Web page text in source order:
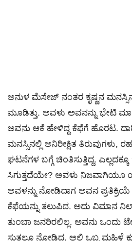
​ಅನುಳ ಮೆಸೇಜ್ ನಂತರ ಕೃಷ್ಣನ
ಮೂಡಿತ್ತು. ಅವಳು ಅವನನ್ನು ಭೇಟಿ
ಅವನು ಆಕೆ ಹೇಳಿದ್ದ ಕೆಫೆಗೆ ಹೊರಟ.
ಮನಸ್ಸಿನಲ್ಲಿ ಅನಿರೀಕ್ಷಿತ ತಿರುವುಗಳು,
ಘಟನೆಗಳ ಬಗ್ಗೆ ಚಿಂತಿಸುತ್ತಿದ್ದ.
ಸಿಗುತ್ತದೆಯೇ? ಅವಳು ನಿಜವಾಗಿಯೂ
ಅವಳನ್ನು ನೋಡಿದಾಗ ಅವನ ಪ್ರತಿಕ್ರಿಯೆ
ಕೆಫೆಯನ್ನು ತಲುಪಿದ. ಅದು ವಿಮಾನ
ತುಂಬಾ ಜನರಿರಲಿಲ್ಲ. ಅವನು ಒಂದು
ಸುತ್ತಲೂ ನೋಡಿದ. ಅಲ್ಲಿ ಒಬ್ಬ ಮಹಿಳೆ